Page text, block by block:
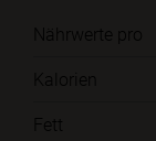
Nährwerte pro
Kalorien
Fett